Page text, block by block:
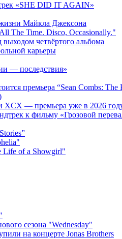
«SHE DID IT AGAIN»
Майкла Джексона
The Time. Disco, Occasionally."
четвёртого альбома
карьеры
— последствия»
премьера “Sean Combs: The
XCX — премьера уже в 2026
к фильму «Грозовой
Life of a Showgirl"
сезона "Wednesday"
на концерте Jonas Brothers